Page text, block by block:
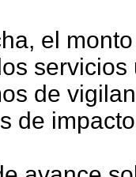
el
servicios
de
de